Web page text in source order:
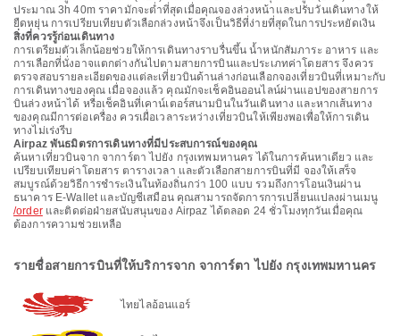
ประมาณ 3h 40m ราคามักจะต่ำที่สุดเมื่อคุณจองล่วงหน้าและปรับวันเดินทางให้
ยืดหยุ่น การเปรียบเทียบตัวเลือกล่วงหน้าจึงเป็นวิธีที่ง่ายที่สุดในการประหยัดเงิน
สิ่งที่ควรรู้ก่อนเดินทาง
การเตรียมตัวเล็กน้อยช่วยให้การเดินทางราบรื่นขึ้น น้ำหนักสัมภาระ อาหาร และ
การเลือกที่นั่งอาจแตกต่างกันไปตามสายการบินและประเภทค่าโดยสาร จึงควร
ตรวจสอบรายละเอียดของแต่ละเที่ยวบินด้านล่างก่อนเลือกจองเที่ยวบินที่เหมาะกับ
การเดินทางของคุณ เมื่อจองแล้ว คุณมักจะเช็คอินออนไลน์ผ่านแอปของสายการ
บินล่วงหน้าได้ หรือเช็คอินที่เคาน์เตอร์สนามบินในวันเดินทาง และหากเส้นทาง
ของคุณมีการต่อเครื่อง ควรเผื่อเวลาระหว่างเที่ยวบินให้เพียงพอเพื่อให้การเดิน
ทางไม่เร่งรีบ
Airpaz พันธมิตรการเดินทางที่มีประสบการณ์ของคุณ
ค้นหาเที่ยวบินจาก จาการ์ตา ไปยัง กรุงเทพมหานคร ได้ในการค้นหาเดียว และ
เปรียบเทียบค่าโดยสาร ตารางเวลา และตัวเลือกสายการบินที่มี จองให้เสร็จ
สมบูรณ์ด้วยวิธีการชำระเงินในท้องถิ่นกว่า 100 แบบ รวมถึงการโอนเงินผ่าน
ธนาคาร E-Wallet และบัญชีเสมือน คุณสามารถจัดการการเปลี่ยนแปลงผ่านเมนู
/orderและติดต่อฝ่ายสนับสนุนของ Airpaz ได้ตลอด 24 ชั่วโมงทุกวันเมื่อคุณ
ต้องการความช่วยเหลือ
รายชื่อสายการบินที่ให้บริการจาก จาการ์ตา ไปยัง กรุงเทพมหานคร
ไทยไลอ้อนแอร์